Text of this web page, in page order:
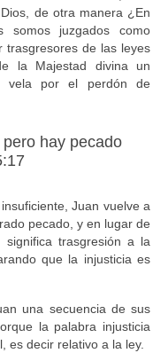
de otra manera ¿En
juzgados como
trasgresores de las leyes
la Majestad divina un
vela por el perdón de
hay pecado
Juan vuelve a
pecado, y en lugar de
significa trasgresión a la
que la injusticia es
una secuencia de sus
la palabra injusticia
es decir relativo a la ley.